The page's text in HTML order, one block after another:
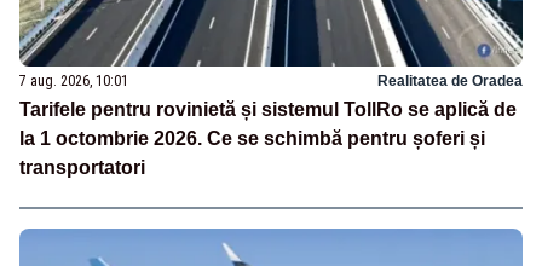
7 aug. 2026, 10:01 Realitatea de Oradea
Tarifele pentru rovinietă și sistemul TollRo se aplică de
la 1 octombrie 2026. Ce se schimbă pentru șoferi și
transportatori